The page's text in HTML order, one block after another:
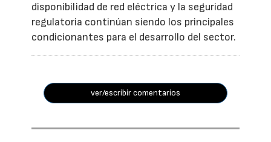
disponibilidad de red eléctrica y la seguridad
regulatoria continúan siendo los principales
condicionantes para el desarrollo del sector.
ver/escribir comentarios